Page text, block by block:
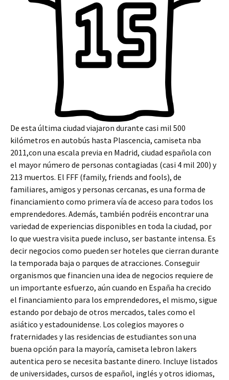
De esta última ciudad viajaron durante casi mil 500
kilómetros en autobús hasta Plascencia, camiseta nba
2011,con una escala previa en Madrid, ciudad española con
el mayor número de personas contagiadas (casi 4 mil 200) y
213 muertos. El FFF (family, friends and fools), de
familiares, amigos y personas cercanas, es una forma de
financiamiento como primera vía de acceso para todos los
emprendedores. Además, también podréis encontrar una
variedad de experiencias disponibles en toda la ciudad, por
lo que vuestra visita puede incluso, ser bastante intensa. Es
decir negocios como pueden ser hoteles que cierran durante
la temporada baja o parques de atracciones. Conseguir
organismos que financien una idea de negocios requiere de
un importante esfuerzo, aún cuando en España ha crecido
el financiamiento para los emprendedores, el mismo, sigue
estando por debajo de otros mercados, tales como el
asiático y estadounidense. Los colegios mayores o
fraternidades y las residencias de estudiantes son una
buena opción para la mayoría, camiseta lebron lakers
autentica pero se necesita bastante dinero. Incluye listados
de universidades, cursos de español, inglés y otros idiomas,